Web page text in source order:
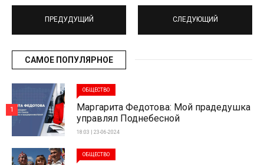
ПРЕДУДУЩИЙ СЛЕДУЮЩИЙ
САМОЕ ПОПУЛЯРНОЕ
ОБЩЕСТВО
Маргарита Федотова: Мой прадедушка
управлял Поднебесной
18:03 | 23-06-2024
1
ОБЩЕСТВО